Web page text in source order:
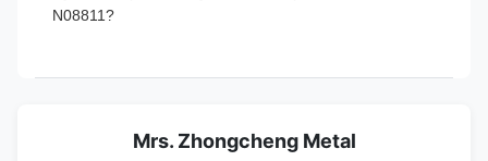
N08811?
Mrs. Zhongcheng Metal